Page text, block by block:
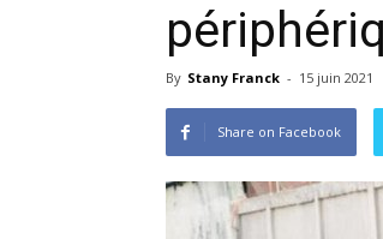
By Stany Franck - 15 juin 2021
Share on Facebook